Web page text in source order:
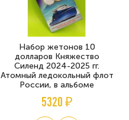
Набор жетонов 10
долларов Княжество
Силенд 2024-2025 гг.
Атомный ледокольный флот
России, в альбоме
5320 ₽